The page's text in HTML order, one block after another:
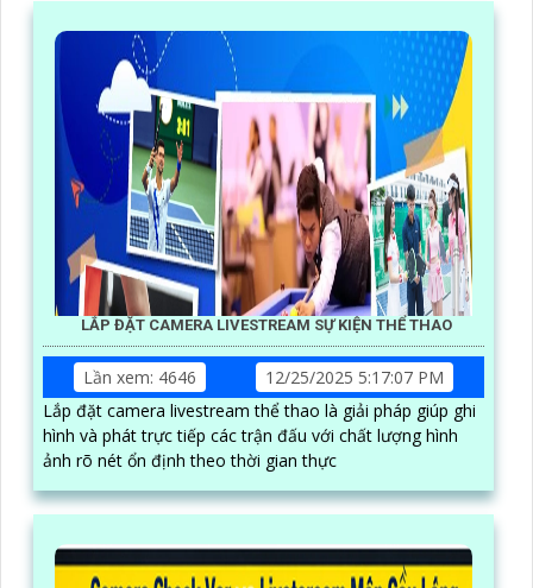
LẮP ĐẶT CAMERA LIVESTREAM SỰ KIỆN THỂ THAO
Lần xem: 4646
12/25/2025 5:17:07 PM
Lắp đặt camera livestream thể thao là giải pháp giúp ghi
hình và phát trực tiếp các trận đấu với chất lượng hình
ảnh rõ nét ổn định theo thời gian thực